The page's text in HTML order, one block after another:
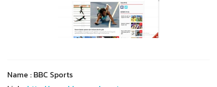
Name : BBC Sports